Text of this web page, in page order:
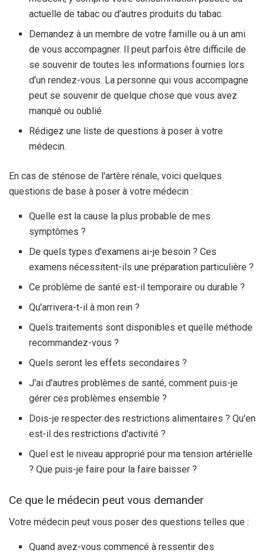
actuelle de tabac ou d’autres produits du tabac.
Demandez à un membre de votre famille ou à un ami
de vous accompagner. Il peut parfois être difficile de
se souvenir de toutes les informations fournies lors
d’un rendez-vous. La personne qui vous accompagne
peut se souvenir de quelque chose que vous avez
manqué ou oublié.
Rédigez une liste de questions à poser à votre
médecin.
En cas de sténose de l'artère rénale, voici quelques
questions de base à poser à votre médecin :
Quelle est la cause la plus probable de mes
symptômes ?
De quels types d'examens ai-je besoin ? Ces
examens nécessitent-ils une préparation particulière ?
Ce problème de santé est-il temporaire ou durable ?
Qu'arrivera-t-il à mon rein ?
Quels traitements sont disponibles et quelle méthode
recommandez-vous ?
Quels seront les effets secondaires ?
J'ai d'autres problèmes de santé, comment puis-je
gérer ces problèmes ensemble ?
Dois-je respecter des restrictions alimentaires ? Qu'en
est-il des restrictions d'activité ?
Quel est le niveau approprié pour ma tension artérielle
? Que puis-je faire pour la faire baisser ?
Ce que le médecin peut vous demander
Votre médecin peut vous poser des questions telles que :
Quand avez-vous commencé à ressentir des